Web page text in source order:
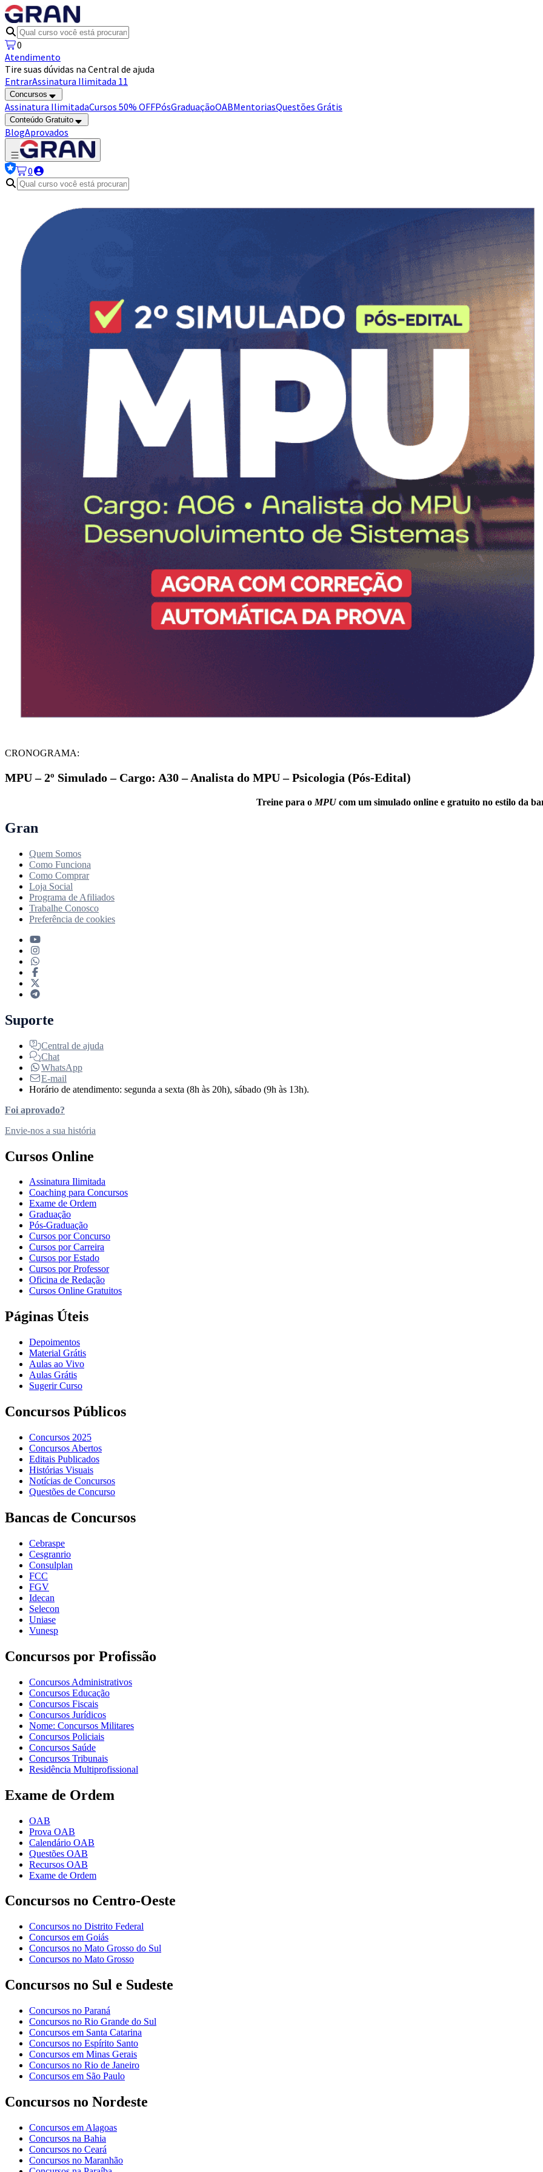
0
Atendimento
Tire suas dúvidas na Central de ajuda
EntrarAssinatura Ilimitada 11
Concursos
Assinatura IlimitadaCursos 50% OFFPósGraduaçãoOABMentoriasQuestões Grátis
Conteúdo Gratuito
BlogAprovados
0
CRONOGRAMA:
MPU – 2º Simulado – Cargo: A30 – Analista do MPU – Psicologia (Pós-Edital)
Treine para o MPUcom um simulado online e gratuito no estilo da
Gran
Quem Somos
Como Funciona
Como Comprar
Loja Social
Programa de Afiliados
Trabalhe Conosco
Preferência de cookies
Suporte
Central de ajuda
Chat
WhatsApp
E-mail
Horário de atendimento: segunda a sexta (8h às 20h), sábado (9h às 13h).
Foi aprovado?
Envie-nos a sua história
Cursos Online
Assinatura Ilimitada
Coaching para Concursos
Exame de Ordem
Graduação
Pós-Graduação
Cursos por Concurso
Cursos por Carreira
Cursos por Estado
Cursos por Professor
Oficina de Redação
Cursos Online Gratuitos
Páginas Úteis
Depoimentos
Material Grátis
Aulas ao Vivo
Aulas Grátis
Sugerir Curso
Concursos Públicos
Concursos 2025
Concursos Abertos
Editais Publicados
Histórias Visuais
Notícias de Concursos
Questões de Concurso
Bancas de Concursos
Cebraspe
Cesgranrio
Consulplan
FCC
FGV
Idecan
Selecon
Uniase
Vunesp
Concursos por Profissão
Concursos Administrativos
Concursos Educação
Concursos Fiscais
Concursos Jurídicos
Nome: Concursos Militares
Concursos Policiais
Concursos Saúde
Concursos Tribunais
Residência Multiprofissional
Exame de Ordem
OAB
Prova OAB
Calendário OAB
Questões OAB
Recursos OAB
Exame de Ordem
Concursos no Centro-Oeste
Concursos no Distrito Federal
Concursos em Goiás
Concursos no Mato Grosso do Sul
Concursos no Mato Grosso
Concursos no Sul e Sudeste
Concursos no Paraná
Concursos no Rio Grande do Sul
Concursos em Santa Catarina
Concursos no Espírito Santo
Concursos em Minas Gerais
Concursos no Rio de Janeiro
Concursos em São Paulo
Concursos no Nordeste
Concursos em Alagoas
Concursos na Bahia
Concursos no Ceará
Concursos no Maranhão